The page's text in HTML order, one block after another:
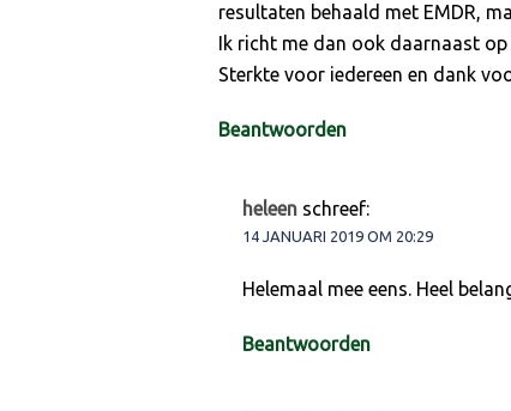
resultaten behaald met EMDR,
Ik richt me dan ook daarnaast
Sterkte voor iedereen en dank
Beantwoorden
heleen schreef:
14 JANUARI 2019 OM 20:29
Helemaal mee eens. Heel
Beantwoorden